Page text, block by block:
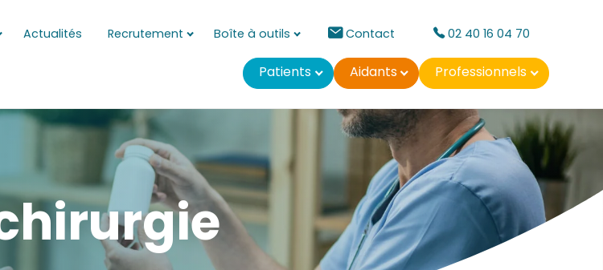
Actualités Recrutement Boîte à outils Contact 02 40 16 04 70
Patients Aidants Professionnels